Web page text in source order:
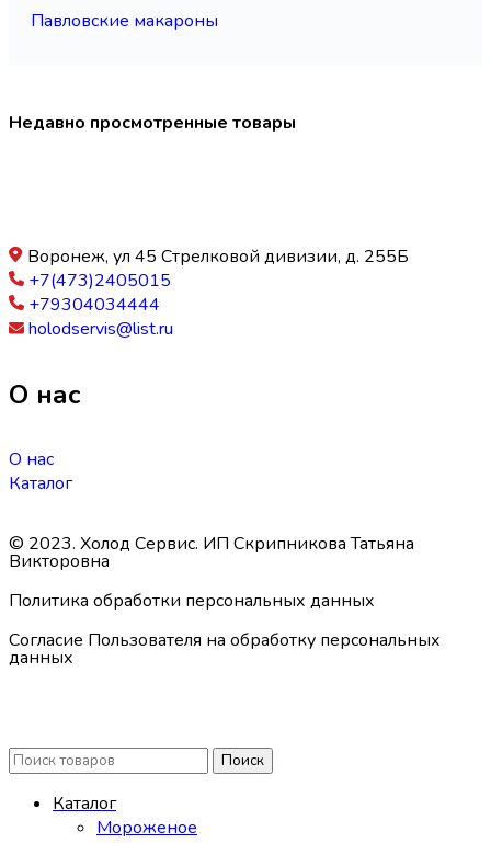
Павловские макароны
Недавно просмотренные товары
Воронеж, ул 45 Стрелковой дивизии, д. 255Б
+7(473)2405015
+79304034444
holodservis@list.ru
О нас
О нас
Каталог
© 2023. Холод Сервис. ИП Скрипникова Татьяна
Викторовна
Политика обработки персональных данных
Согласие Пользователя на обработку персональных
данных
Поиск
Каталог
Мороженое